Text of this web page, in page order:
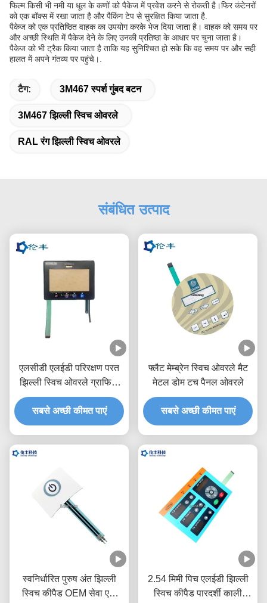
फिल्म किसी भी नमी या धूल के कणों को पैकेज में प्रवेश करने से रोकती है।फिर कंटेनरों
को एक बॉक्स में रखा जाता है और पैकिंग टेप से सुरक्षित किया जाता है.
पैकेज को एक प्रतिष्ठित वाहक का उपयोग करके भेज दिया जाता है। वाहक को समय पर
और अच्छी स्थिति में पैकेज देने के लिए उनकी प्रतिष्ठा के आधार पर चुना जाता है।
पैकेज को भी ट्रैक किया जाता है ताकि यह सुनिश्चित हो सके कि वह समय पर और सही
हालत में अपने गंतव्य पर पहुंचे।.
टैग: 3M467 स्पर्श गुंबद बटन
3M467 झिल्ली स्विच ओवरले
RAL रंग झिल्ली स्विच ओवरले
संबंधित उत्पाद
एलसीडी एलईडी परिरक्षण परत
झिल्ली स्विच ओवरले ग्राफिक
आरएएल रंग
सबसे अच्छी कीमत पाएं
फ्लैट मेम्ब्रेन स्विच ओवरले मैट
मेटल डोम टच पैनल ओवरले
सबसे अच्छी कीमत पाएं
स्वनिर्धारित पुरुष अंत झिल्ली
स्विच कीपैड OEM सेवा एक
2.54 मिमी पिच एलईडी झिल्ली
स्विच कीपैड पारदर्शी काली